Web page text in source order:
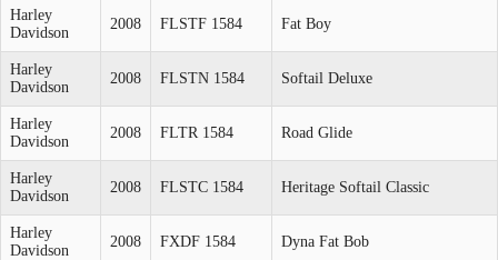
Harley
Davidson
2008 FLSTF 1584 Fat Boy
Harley
Davidson
2008 FLSTN 1584 Softail Deluxe
Harley
Davidson
2008 FLTR 1584 Road Glide
Harley
Davidson
2008 FLSTC 1584 Heritage Softail Classic
Harley
Davidson
2008 FXDF 1584 Dyna Fat Bob